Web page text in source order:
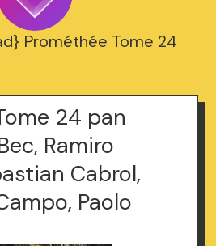
Prométhée Tome 24
24 pan
Ramiro
Cabrol,
Paolo